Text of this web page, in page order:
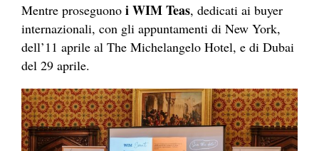
Mentre proseguono i WIM Teas, dedicati ai buyer
internazionali, con gli appuntamenti di New York,
dell’11 aprile al The Michelangelo Hotel, e di Dubai
del 29 aprile.